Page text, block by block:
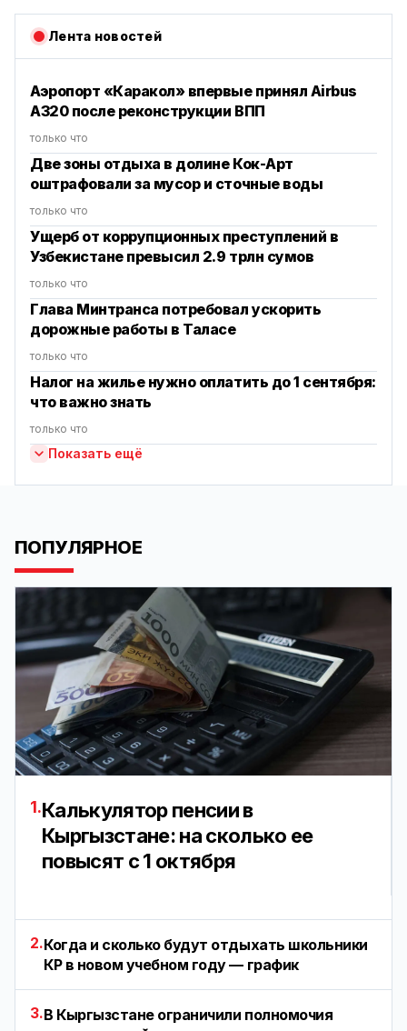
Лента новостей
Аэропорт «Каракол» впервые принял Airbus
A320 после реконструкции ВПП
только что
Две зоны отдыха в долине Кок-Арт
оштрафовали за мусор и сточные воды
только что
Ущерб от коррупционных преступлений в
Узбекистане превысил 2.9 трлн сумов
только что
Глава Минтранса потребовал ускорить
дорожные работы в Таласе
только что
Налог на жилье нужно оплатить до 1 сентября:
что важно знать
только что
Показать ещё
ПОПУЛЯРНОЕ
1.Калькулятор пенсии в
Кыргызстане: на сколько ее
повысят с 1 октября
2.Когда и сколько будут отдыхать школьники
КР в новом учебном году — график
3.В Кыргызстане ограничили полномочия